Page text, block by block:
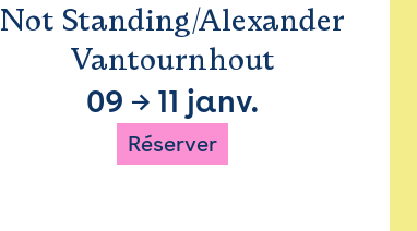
Not Standing/Alexander
Vantournhout
09 → 11 janv.
Réserver